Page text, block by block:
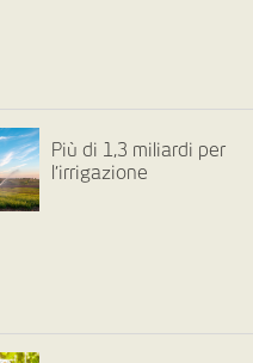
Più di 1,3 miliardi per
l’irrigazione